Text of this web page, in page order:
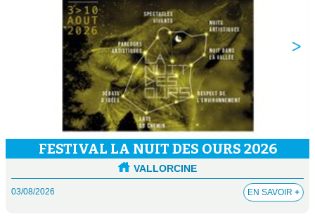
FESTIVAL LA NUIT DES OURS 2026
VALLORCINE
03/08/2026 EN SAVOIR +